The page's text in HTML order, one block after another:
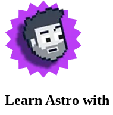
Learn Astro with